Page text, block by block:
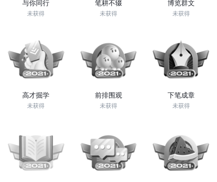
与你同行
未获得
笔耕不辍
未获得
博览群文
未获得
高才掘学
未获得
前排围观
未获得
下笔成章
未获得